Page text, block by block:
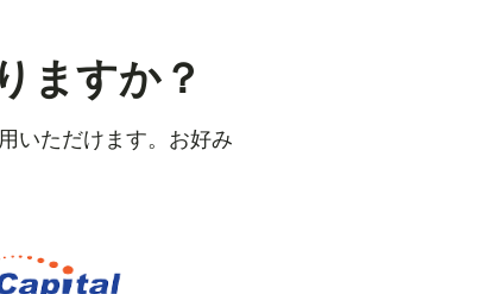
ますか？
いただけます。お好み